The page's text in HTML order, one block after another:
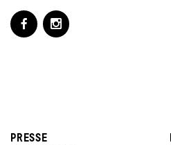
PRESSE